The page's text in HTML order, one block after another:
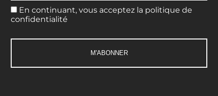
En continuant, vous acceptez la politique de
confidentialité